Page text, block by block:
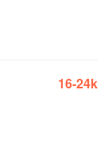
16-24k